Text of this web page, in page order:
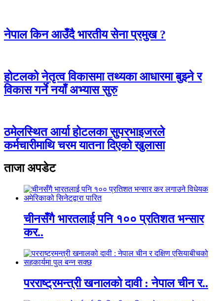
नेपाल किन आउँदै भारतीय सेना प्रमुख ?
होटलको नेतृत्व विकासमा तथ्यका आधारमा बुझ्ने र
विकास गर्ने नयाँ अभ्यास सुरु
ठमेलस्थित आर्या होटलका सुपरभाइजरले
कर्मचारीमाथि चरम यातना दिएको खुलासा
ताजा अपडेट
चीनसँगै भारतलाई पनि १०० प्रतिशत भन्सार
कर..
परराष्ट्रमन्त्री खनालको दावी : नेपाल चीन र..